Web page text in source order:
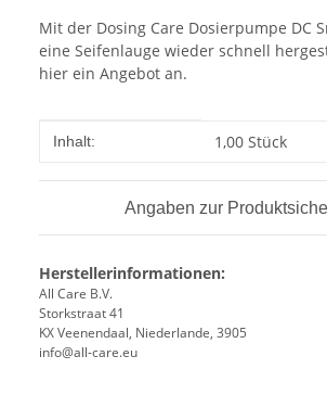
Mit der Dosing Care Dosierpumpe DC
eine Seifenlauge wieder schnell
hier ein Angebot an.
Produkteigenschaft
Wert
Inhalt: 1,00 Stück
Angaben zur
Herstellerinformationen:
All Care B.V.
Storkstraat 41
KX Veenendaal, Niederlande, 3905
info@all-care.eu